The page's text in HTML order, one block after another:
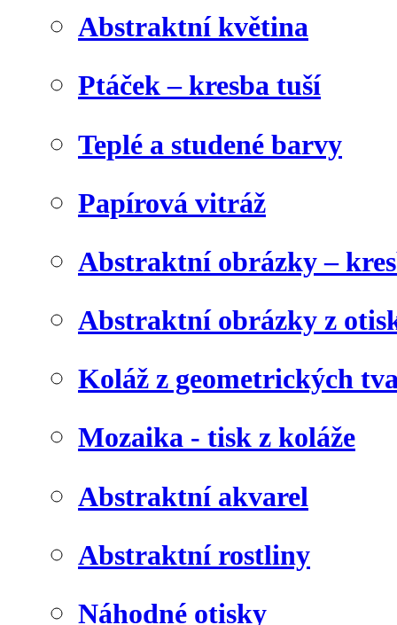
Abstraktní květina
Ptáček – kresba tuší
Teplé a studené barvy
Papírová vitráž
Abstraktní obrázky –
Abstraktní obrázky z
Koláž z geometrických
Mozaika - tisk z koláže
Abstraktní akvarel
Abstraktní rostliny
Náhodné otisky